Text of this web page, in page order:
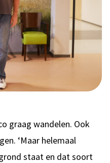
graag wandelen. Ook
‘Maar helemaal
staat en dat soort